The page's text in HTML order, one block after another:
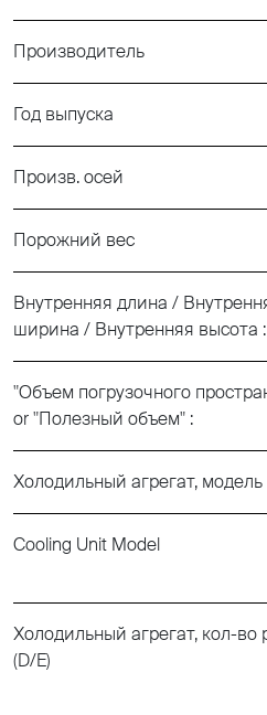
Производитель
Год выпуска
Произв. осей
Порожний вес
Внутренняя длина /
ширина / Внутренняя высота :
"Объем погрузочного
or "Полезный объем" :
Холодильный агрегат, модель
Cooling Unit Model
Холодильный агрегат, кол-во
(D/E)